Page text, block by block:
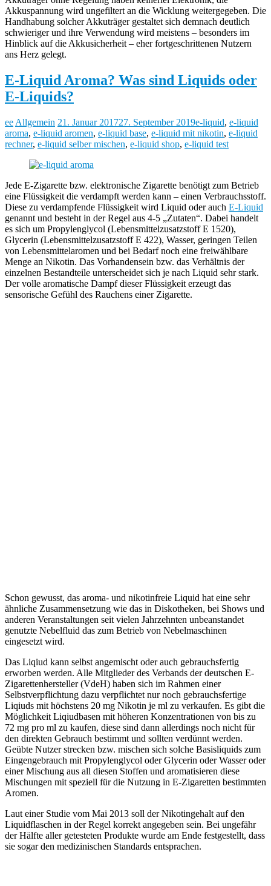
Akkuspannung wird ungefiltert an die Wicklung weitergegeben. Die
Handhabung solcher Akkuträger gestaltet sich demnach deutlich
schwieriger und ihre Verwendung wird meistens – besonders im
Hinblick auf die Akkusicherheit – eher fortgeschrittenen Nutzern
ans Herz gelegt.
E-Liquid Aroma? Was sind Liquids oder
E-Liquids?
ee Allgemein 21. Januar 201727. September 2019e-liquid, e-liquid
aroma, e-liquid aromen, e-liquid base, e-liquid mit nikotin, e-liquid
rechner, e-liquid selber mischen, e-liquid shop, e-liquid test
Jede E-Zigarette bzw. elektronische Zigarette benötigt zum Betrieb
eine Flüssigkeit die verdampft werden kann – einen Verbrauchsstoff.
Diese zu verdampfende Flüssigkeit wird Liquid oder auch E-Liquid
genannt und besteht in der Regel aus 4-5 „Zutaten“. Dabei handelt
es sich um Propylenglycol (Lebensmittelzusatzstoff E 1520),
Glycerin (Lebensmittelzusatzstoff E 422), Wasser, geringen Teilen
von Lebensmittelaromen und bei Bedarf noch eine freiwählbare
Menge an Nikotin. Das Vorhandensein bzw. das Verhältnis der
einzelnen Bestandteile unterscheidet sich je nach Liquid sehr stark.
Der volle aromatische Dampf dieser Flüssigkeit erzeugt das
sensorische Gefühl des Rauchens einer Zigarette.
Schon gewusst, das aroma- und nikotinfreie Liquid hat eine sehr
ähnliche Zusammensetzung wie das in Diskotheken, bei Shows und
anderen Veranstaltungen seit vielen Jahrzehnten unbeanstandet
genutzte Nebelfluid das zum Betrieb von Nebelmaschinen
eingesetzt wird.
Das Liqiud kann selbst angemischt oder auch gebrauchsfertig
erworben werden. Alle Mitglieder des Verbands der deutschen E-
Zigarettenhersteller (VdeH) haben sich im Rahmen einer
Selbstverpflichtung dazu verpflichtet nur noch gebrauchsfertige
Liqiuds mit höchstens 20 mg Nikotin je ml zu verkaufen. Es gibt die
Möglichkeit Liqiudbasen mit höheren Konzentrationen von bis zu
72 mg pro ml zu kaufen, diese sind dann allerdings noch nicht für
den direkten Gebrauch bestimmt und sollten verdünnt werden.
Geübte Nutzer strecken bzw. mischen sich solche Basisliquids zum
Eingengebrauch mit Propylenglycol oder Glycerin oder Wasser oder
einer Mischung aus all diesen Stoffen und aromatisieren diese
Mischungen mit speziell für die Nutzung in E-Zigaretten bestimmten
Aromen.
Laut einer Studie vom Mai 2013 soll der Nikotingehalt auf den
Liquidflaschen in der Regel korrekt angegeben sein. Bei ungefähr
der Hälfte aller getesteten Produkte wurde am Ende festgestellt, dass
sie sogar den medizinischen Standards entsprachen.